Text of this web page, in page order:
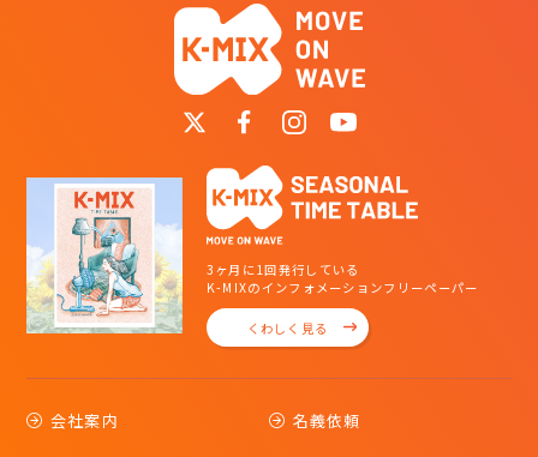
3ヶ月に1回発行している
K-MIXのインフォメーションフリーペーパー
くわしく見る
会社案内 名義依頼